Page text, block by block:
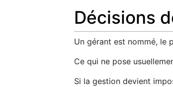
Décisions
Un gérant est nommé, le
Ce qui ne pose
Si la gestion devient